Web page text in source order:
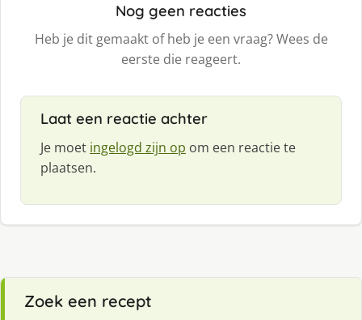
Nog geen reacties
Heb je dit gemaakt of heb je een vraag? Wees de
eerste die reageert.
Laat een reactie achter
Je moet ingelogd zijn op om een reactie te
plaatsen.
Zoek een recept